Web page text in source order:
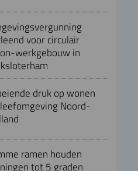
voor circulair
werkgebouw in
druk op wonen
Noord-
ramen houden
tot 5 graden